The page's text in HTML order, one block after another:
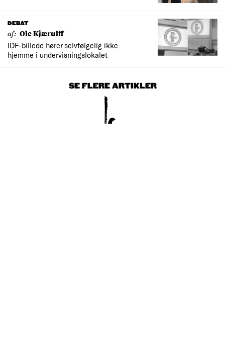
DEBAT
af: Ole Kjærulff
IDF-billede hører selvfølgelig ikke
hjemme i undervisningslokalet
SE FLERE ARTIKLER